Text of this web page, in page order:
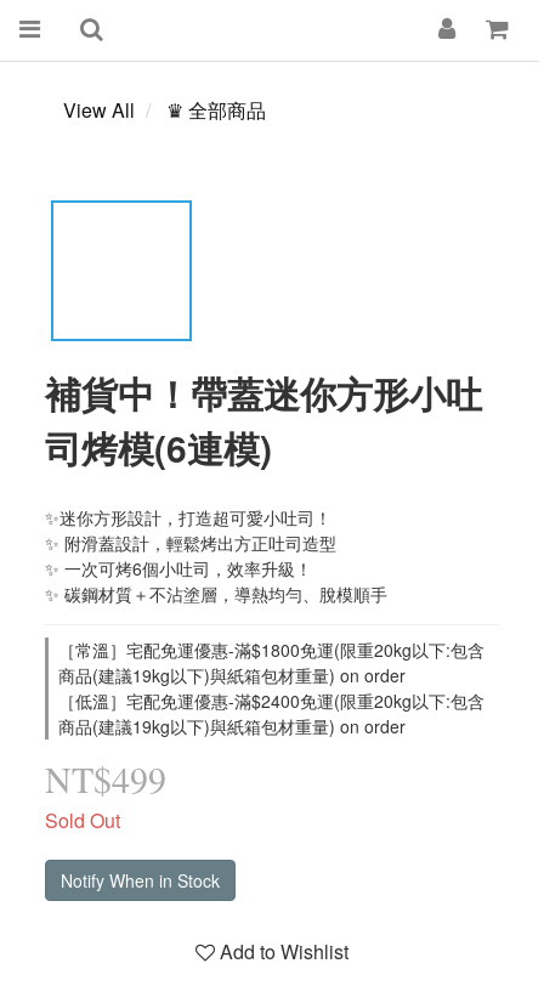
View All ♛ 全部商品
補貨中！帶蓋迷你方形小吐
司烤模(6連模)
✨迷你方形設計，打造超可愛小吐司！
✨ 附滑蓋設計，輕鬆烤出方正吐司造型
✨ 一次可烤6個小吐司，效率升級！
✨ 碳鋼材質＋不沾塗層，導熱均勻、脫模順手
［常溫］宅配免運優惠-滿$1800免運(限重20kg以下:包含
商品(建議19kg以下)與紙箱包材重量) on order
［低溫］宅配免運優惠-滿$2400免運(限重20kg以下:包含
商品(建議19kg以下)與紙箱包材重量) on order
NT$499
Sold Out
Notify When in Stock
Add to Wishlist